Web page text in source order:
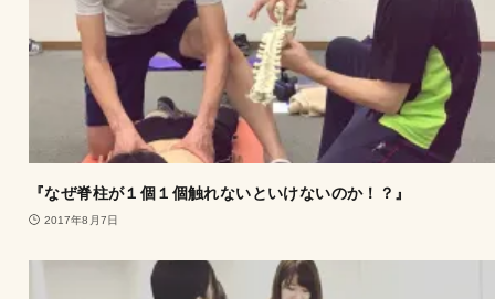
『なぜ脊柱が１個１個触れないといけないのか！？』
2017年8月7日